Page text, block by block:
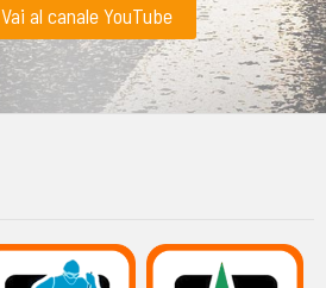
Vai al canale YouTube